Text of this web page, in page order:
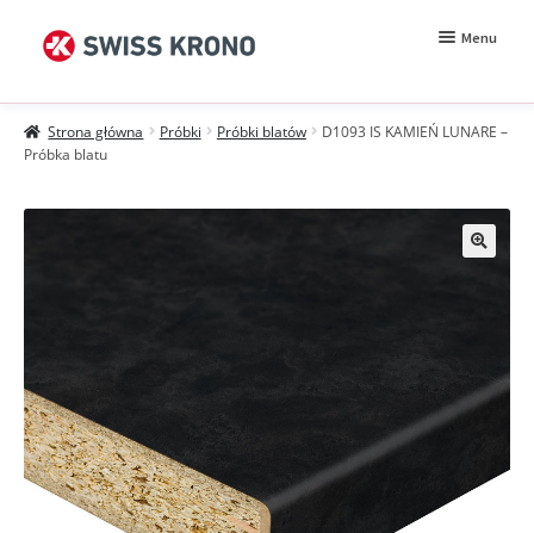
Przejdź
Przejdź
Menu
Próbki
Rozwiń
menu
Wzorniki
Moje konto
Strona główna Próbki Próbki blatów
D1093 IS KAMIEŃ LUNARE –
Próbka blatu